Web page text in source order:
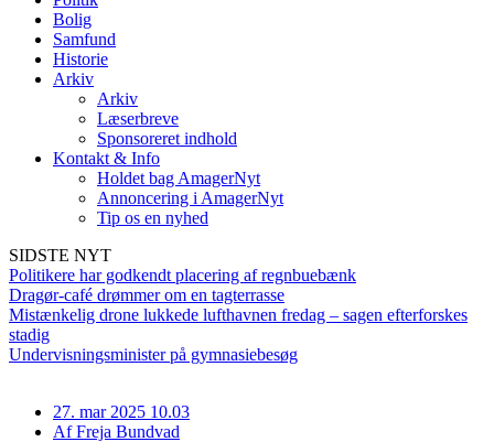
Bolig
Samfund
Historie
Arkiv
Arkiv
Læserbreve
Sponsoreret indhold
Kontakt & Info
Holdet bag AmagerNyt
Annoncering i AmagerNyt
Tip os en nyhed
SIDSTE NYT
Politikere har godkendt placering af regnbuebænk
Dragør-café drømmer om en tagterrasse
Mistænkelig drone lukkede lufthavnen fredag – sagen efterforskes
stadig
Undervisningsminister på gymnasiebesøg
27. mar 2025 10.03
AfFreja Bundvad